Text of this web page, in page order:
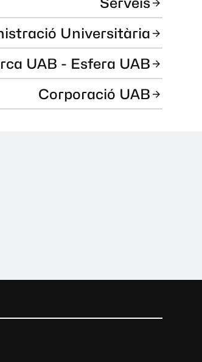
Universitària
UAB - Esfera UAB
Corporació UAB